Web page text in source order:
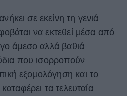
ανήκει σε εκείνη τη γενιά
να εκτεθεί μέσα από
άμεσο αλλά βαθιά
που ισορροπούν
εξομολόγηση και το
τα τελευταία